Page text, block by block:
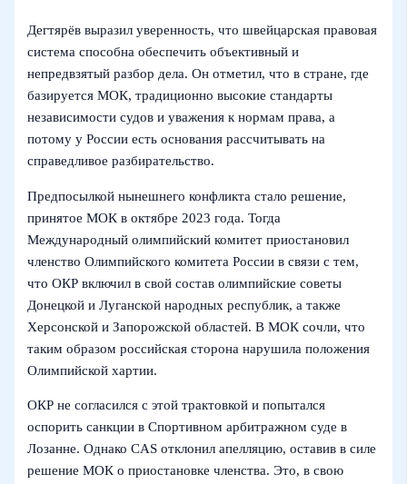
Дегтярёв выразил уверенность, что швейцарская правовая
система способна обеспечить объективный и
непредвзятый разбор дела. Он отметил, что в стране, где
базируется МОК, традиционно высокие стандарты
независимости судов и уважения к нормам права, а
потому у России есть основания рассчитывать на
справедливое разбирательство.
Предпосылкой нынешнего конфликта стало решение,
принятое МОК в октябре 2023 года. Тогда
Международный олимпийский комитет приостановил
членство Олимпийского комитета России в связи с тем,
что ОКР включил в свой состав олимпийские советы
Донецкой и Луганской народных республик, а также
Херсонской и Запорожской областей. В МОК сочли, что
таким образом российская сторона нарушила положения
Олимпийской хартии.
ОКР не согласился с этой трактовкой и попытался
оспорить санкции в Спортивном арбитражном суде в
Лозанне. Однако CAS отклонил апелляцию, оставив в силе
решение МОК о приостановке членства. Это, в свою